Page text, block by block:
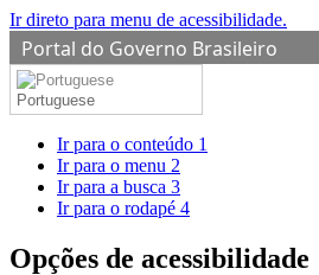
Ir direto para menu de acessibilidade.
Portal do Governo Brasileiro
Portuguese
Ir para o conteúdo 1
Ir para o menu 2
Ir para a busca 3
Ir para o rodapé 4
Opções de acessibilidade